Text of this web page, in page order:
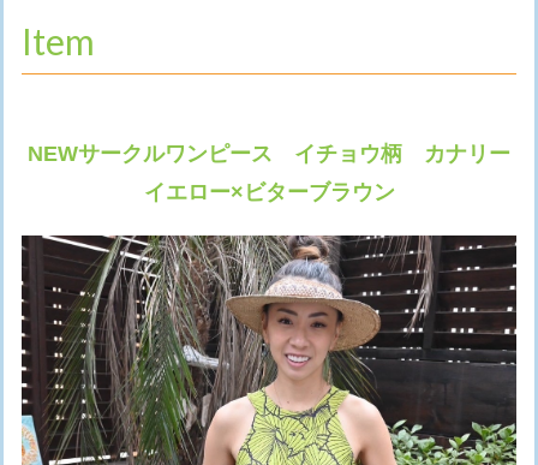
Item
NEWサークルワンピース イチョウ柄 カナリー
イエロー×ビターブラウン